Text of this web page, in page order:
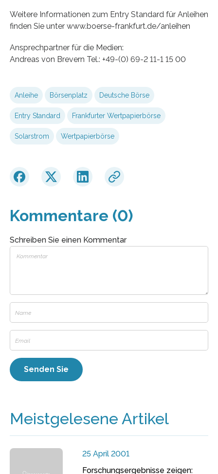
Weitere Informationen zum Entry Standard für Anleihen
finden Sie unter www.boerse-frankfurt.de/anleihen
Ansprechpartner für die Medien:
Andreas von Brevern Tel.: +49-(0) 69-2 11-1 15 00
Anleihe Börsenplatz Deutsche Börse
Entry Standard Frankfurter Wertpapierbörse
Solarstrom Wertpapierbörse
Kommentare (0)
Schreiben Sie einen Kommentar
Meistgelesene Artikel
25 April 2001
Forschungsergebnisse zeigen: